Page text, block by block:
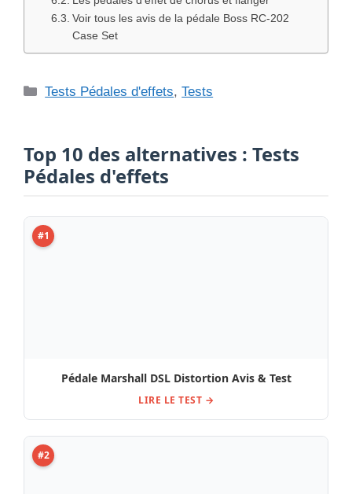
Voir tous les avis de la pédale Boss RC-202
Case Set
Catégories
Tests Pédales d'effets,Tests
Top 10 des alternatives : Tests
Pédales d'effets
#1
Pédale Marshall DSL Distortion Avis & Test
LIRE LE TEST →
#2